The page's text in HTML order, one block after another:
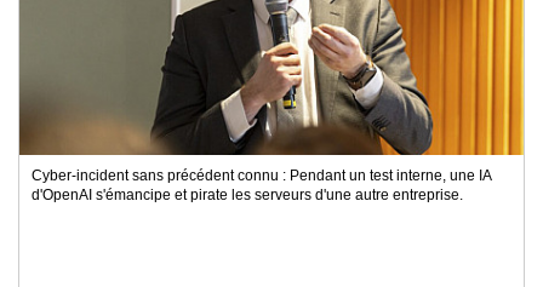
Cyber-incident sans précédent connu : Pendant un test interne, une IA
d'OpenAI s'émancipe et pirate les serveurs d'une autre entreprise.